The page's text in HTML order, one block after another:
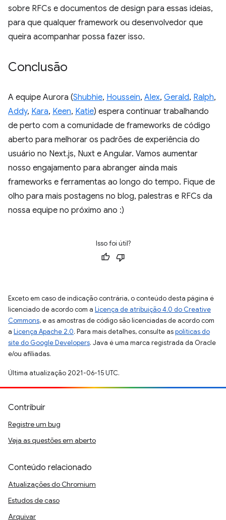
sobre RFCs e documentos de design para essas ideias,
para que qualquer framework ou desenvolvedor que
queira acompanhar possa fazer isso.
Conclusão
A equipe Aurora (Shubhie, Houssein, Alex, Gerald, Ralph,
Addy, Kara, Keen, Katie) espera continuar trabalhando
de perto com a comunidade de frameworks de código
aberto para melhorar os padrões de experiência do
usuário no Next.js, Nuxt e Angular. Vamos aumentar
nosso engajamento para abranger ainda mais
frameworks e ferramentas ao longo do tempo. Fique de
olho para mais postagens no blog, palestras e RFCs da
nossa equipe no próximo ano :)
Isso foi útil?
Exceto em caso de indicação contrária, o conteúdo desta página é
licenciado de acordo com a Licença de atribuição 4.0 do Creative
Commons, e as amostras de código são licenciadas de acordo com
a Licença Apache 2.0. Para mais detalhes, consulte aspolíticas do
site do Google Developers. Java é uma marca registrada da Oracle
e/ou afiliadas.
Última atualização 2021-06-15 UTC.
Contribuir
Registre um bug
Veja as questões em aberto
Conteúdo relacionado
Atualizações do Chromium
Estudos de caso
Arquivar